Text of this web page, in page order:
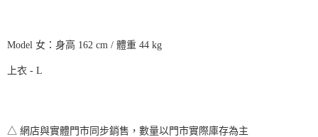
Model 女：身高 162 cm / 體重 44 kg
上衣 - L
△ 網店與實體門市同步銷售，數量以門市實際庫存為主